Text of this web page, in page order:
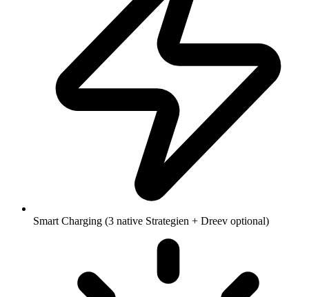
Smart Charging (3 native Strategien + Dreev optional)